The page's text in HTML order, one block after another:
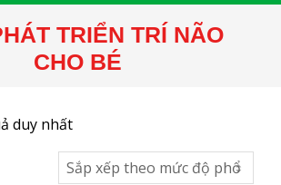
TRIỂN TRÍ NÃO
CHO BÉ
duy nhất